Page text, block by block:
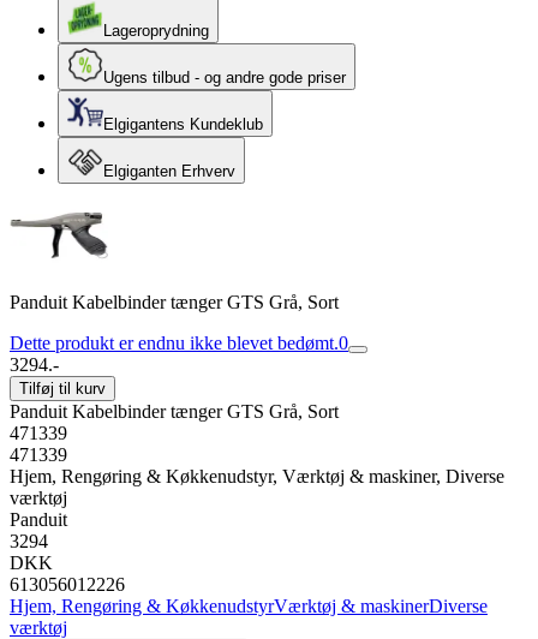
Lageroprydning
Ugens tilbud - og andre gode priser
Elgigantens Kundeklub
Elgiganten Erhverv
Panduit Kabelbinder tænger GTS Grå, Sort
Dette produkt er endnu ikke blevet bedømt.0
3294.-
Tilføj til kurv
Panduit Kabelbinder tænger GTS Grå, Sort
471339
471339
Hjem, Rengøring & Køkkenudstyr, Værktøj & maskiner, Diverse
værktøj
Panduit
3294
DKK
613056012226
Hjem, Rengøring & KøkkenudstyrVærktøj & maskinerDiverse
værktøj